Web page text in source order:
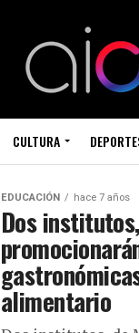
CULTURA
EDUCACIÓN hace 7 años
Dos
alimentario